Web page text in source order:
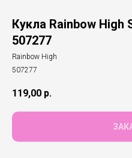
Кукла Rainbow High
507277
Rainbow High
507277
119,00 р.